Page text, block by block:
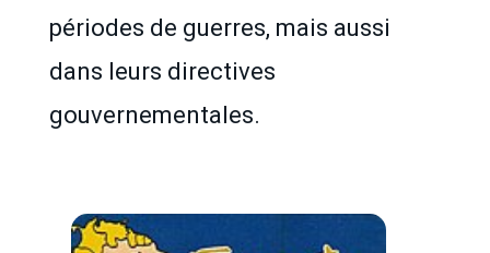
périodes de guerres, mais aussi
dans leurs directives
gouvernementales.